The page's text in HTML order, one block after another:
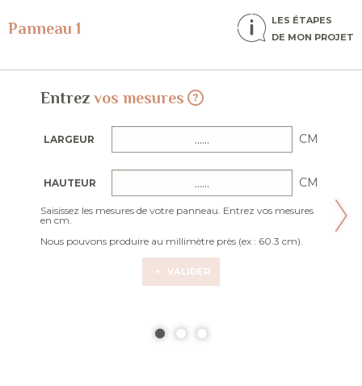
Panneau 1
LES ÉTAPES
DE MON PROJET
Entrez vos mesures
LARGEUR CM
HAUTEUR CM
Saisissez les mesures de votre panneau. Entrez vos mesures
en cm.
Nous pouvons produire au millimètre près (ex : 60.3 cm).
VALIDER